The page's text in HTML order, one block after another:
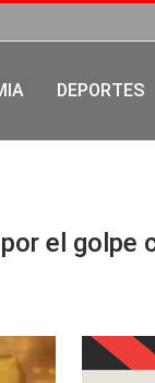
DEPORTES
el golpe